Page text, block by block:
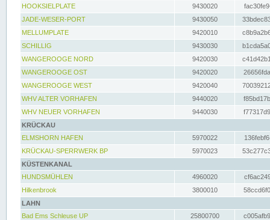
HOOKSIELPLATE
9430020
JADE-WESER-PORT
9430050
MELLUMPLATE
9420010
SCHILLIG
9430030
WANGEROOGE NORD
9420030
WANGEROOGE OST
9420020
WANGEROOGE WEST
9420040
WHV ALTER VORHAFEN
9440020
WHV NEUER VORHAFEN
9440030
KRÜCKAU
ELMSHORN HAFEN
5970022
KRÜCKAU-SPERRWERK BP
5970023
KÜSTENKANAL
HUNDSMÜHLEN
4960020
Hilkenbrook
3800010
LAHN
Bad Ems Schleuse UP
25800700